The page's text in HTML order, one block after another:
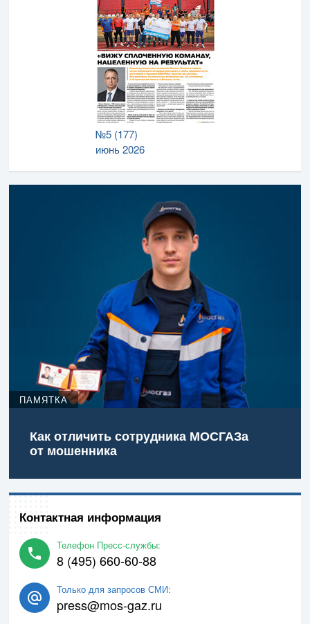
№5 (177)
июнь 2026
ПАМЯТКА
Как отличить сотрудника МОСГАЗа
от мошенника
Контактная информация
Телефон Пресс-службы:
8 (495) 660-60-88
Только для запросов СМИ:
press@mos-gaz.ru